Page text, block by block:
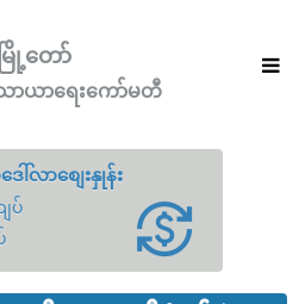
ြို့တော်
ာယာရေးကော်မတီ
လာစျေးနှုန်း
ျပ်